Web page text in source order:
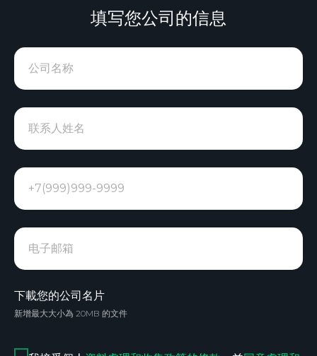
填写您公司的信息
公司名称
联系人姓名
+7(999)999-9999
电子邮箱
下載您的公司名片
新增最大大小為 20MB 的文件